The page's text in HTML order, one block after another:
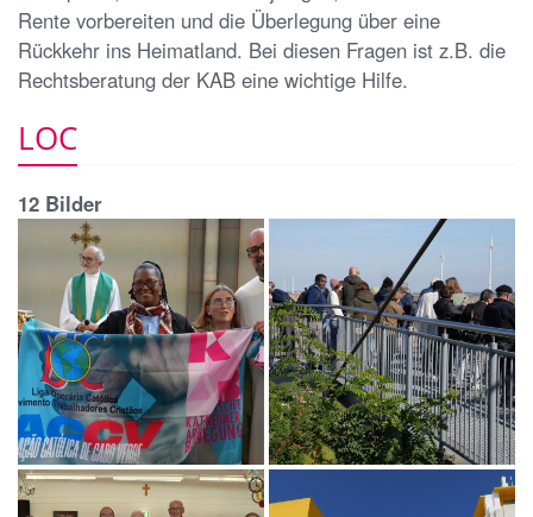
Rente vorbereiten und die Überlegung über eine
Rückkehr ins Heimatland. Bei diesen Fragen ist z.B. die
Rechtsberatung der KAB eine wichtige Hilfe.
LOC
12 Bilder